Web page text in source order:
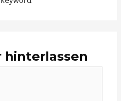
hinterlassen